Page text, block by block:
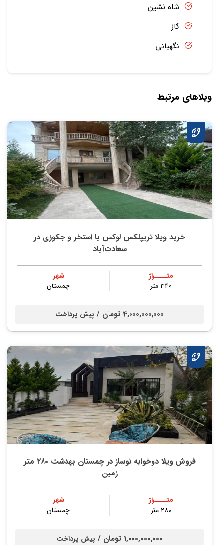
شاه نشین
گاز
نگهبانی
ویلاهای مرتبط
خرید ویلا تریپلکس لوکس با استخر و جکوزی در
سعادت‌آباد
متــــراژ
340 متر
شهر
چمستان
4,000,000,000 تومان / پیش پرداخت
فروش ویلا دوخوابه نوساز در چمستان بهدشت ۲۸۰ متر
زمین
متــــراژ
۲۸۰ متر
شهر
چمستان
1,000,000,000 تومان / پیش پرداخت